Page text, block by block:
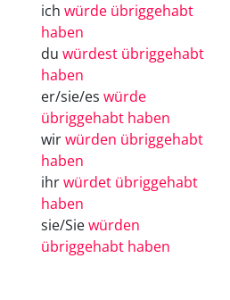
ich würde übriggehabt
haben
du würdest übriggehabt
haben
er/sie/es würde
übriggehabt haben
wirwürden übriggehabt
haben
ihrwürdet übriggehabt
haben
sie/Siewürden
übriggehabt haben